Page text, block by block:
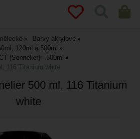
Barvy akrylové
120ml a 500ml
(Sennelier) - 500ml
116 Titanium white
500 ml, 116 Titanium
white